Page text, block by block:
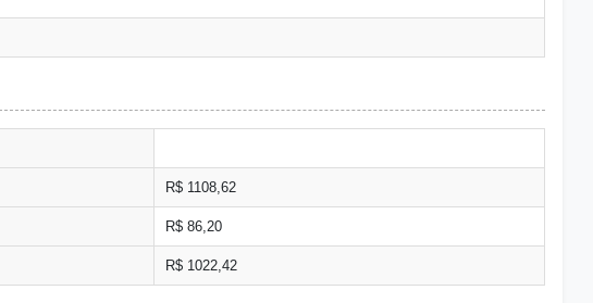
R$ 1108,62
R$ 86,20
R$ 1022,42